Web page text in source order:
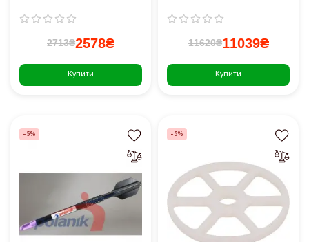
2713₴2578₴
Купити
11620₴11039₴
Купити
-5% -5%